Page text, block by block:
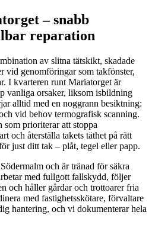
– snabb
reparation
av slitna tätskikt, skadade
vid genomföringar som takfönster,
I kvarteren runt Mariatorget är
vanliga orsaker, liksom isbildning
alltid med en noggrann besiktning:
vid behov termografisk scanning.
som prioriterar att stoppa
och återställa takets täthet på rätt
just ditt tak – plåt, tegel eller papp.
och är tränad för säkra
med fullgott fallskydd, följer
och håller gårdar och trottoarer fria
med fastighetsskötare, förvaltare
hantering, och vi dokumenterar hela